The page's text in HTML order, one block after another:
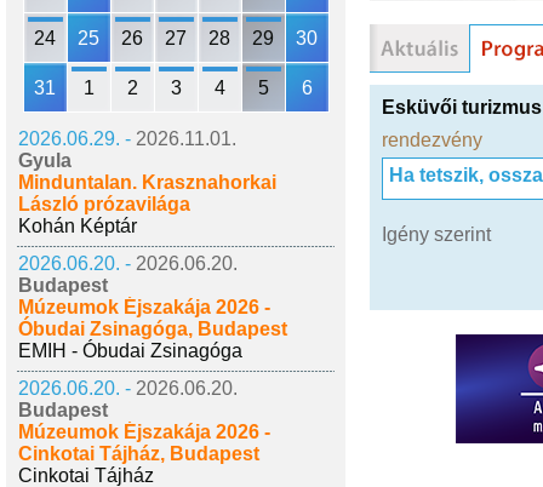
24 25 26 27 28 29 30
31 1 2 3 4 5 6
2026.06.29. - 2026.11.01.
Gyula
Minduntalan. Krasznahorkai
László prózavilága
Kohán Képtár
2026.06.20. - 2026.06.20.
Budapest
Múzeumok Éjszakája 2026 -
Óbudai Zsinagóga, Budapest
EMIH - Óbudai Zsinagóga
2026.06.20. - 2026.06.20.
Budapest
Múzeumok Éjszakája 2026 -
Cinkotai Tájház, Budapest
Cinkotai Tájház
Esküvői turizmus
rendezvény
Ha tetszik,
Igény szerint